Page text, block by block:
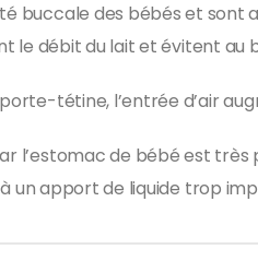
des bébés et sont
le débit du lait et évitent au
tétine, l’entrée d’air
de bébé est très
un apport de liquide trop